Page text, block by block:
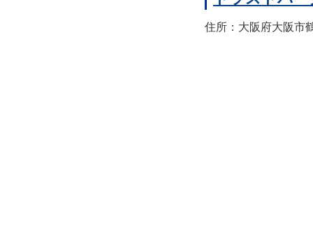
住所：大阪府大阪市